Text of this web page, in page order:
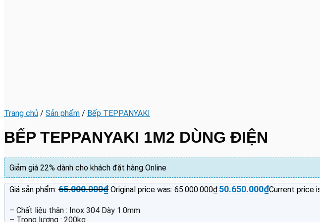
Trang chủ / Sản phẩm / Bếp TEPPANYAKI
BẾP TEPPANYAKI 1M2 DÙNG ĐIỆN
Giảm giá 22% dành cho khách đặt hàng Online
Giá sản phẩm: 65.000.000₫ Original price was: 65.000.000₫.50.650.000₫Current price
– Chất liệu thân : Inox 304 Dày 1.0mm
– Trọng lượng : 200kg